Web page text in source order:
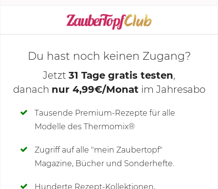
KOCHMODUS STARTEN
Deine Notizen
Du hast noch keinen Zugang?
Jetzt 31 Tage gratis testen,
danach nur 4,99€/Monat im Jahresabo
Tausende Premium-Rezepte für alle
Modelle des Thermomix®
Zugriff auf alle "mein Zaubertopf"
Magazine, Bücher und Sonderhefte.
Hunderte Rezept-Kollektionen,